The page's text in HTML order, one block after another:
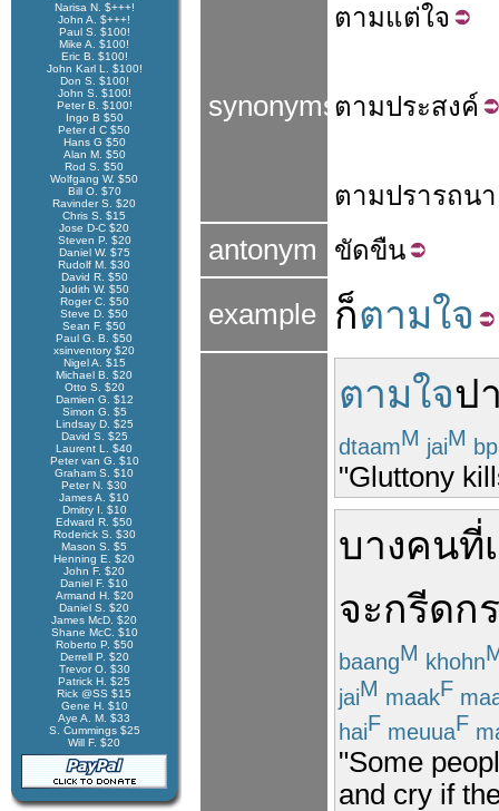
Narisa N. $+++!
John A. $+++!
Paul S. $100!
Mike A. $100!
Eric B. $100!
John Karl L. $100!
Don S. $100!
John S. $100!
Peter B. $100!
Ingo B $50
Peter d C $50
Hans G $50
Alan M. $50
Rod S. $50
Wolfgang W. $50
Bill O. $70
Ravinder S. $20
Chris S. $15
Jose D-C $20
Steven P. $20
Daniel W. $75
Rudolf M. $30
David R. $50
Judith W. $50
Roger C. $50
Steve D. $50
Sean F. $50
Paul G. B. $50
xsinventory $20
Nigel A. $15
Michael B. $20
Otto S. $20
Damien G. $12
Simon G. $5
Lindsay D. $25
David S. $25
Laurent L. $40
Peter van G. $10
Graham S. $10
Peter N. $30
James A. $10
Dmitry I. $10
Edward R. $50
Roderick S. $30
Mason S. $5
Henning E. $20
John F. $20
Daniel F. $10
Armand H. $20
Daniel S. $20
James McD. $20
Shane McC. $10
Roberto P. $50
Derrell P. $20
Trevor O. $30
Patrick H. $25
Rick @SS $15
Gene H. $10
Aye A. M. $33
S. Cummings $25
Will F. $20
synonyms
ตามแต่ใจ
ตามประสงค์
ตามปรารถนา
antonym ขัดขืน
example ก็ตามใจ
ตามใจป
dtaamM jaiM
"Gluttony
บางคนที่
จะกรีดก
baangM khohn
jaiM maakF
haiF meuuaF
"Some
and cry if